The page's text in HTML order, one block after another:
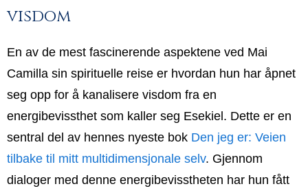
visdom
En av de mest fascinerende aspektene ved Mai
Camilla sin spirituelle reise er hvordan hun har åpnet
seg opp for å kanalisere visdom fra en
energibevissthet som kaller seg Esekiel. Dette er en
sentral del av hennes nyeste bok Den jeg er: Veien
tilbake til mitt multidimensjonale selv. Gjennom
dialoger med denne energibevisstheten har hun fått